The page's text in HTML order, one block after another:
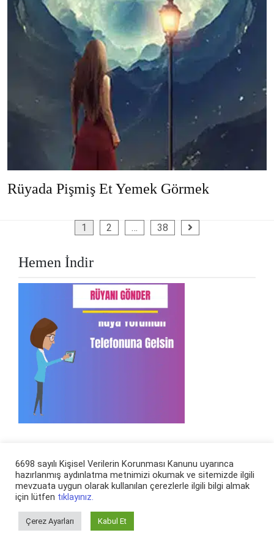
Rüyada Pişmiş Et Yemek Görmek
1 2 … 38
Hemen İndir
Rüya Ara
Arama:
6698 sayılı Kişisel Verilerin Korunması Kanunu uyarınca
hazırlanmış aydınlatma metnimizi okumak ve sitemizde ilgili
mevzuata uygun olarak kullanılan çerezlerle ilgili bilgi almak
için lütfen tıklayınız.
Çerez Ayarları Kabul Et